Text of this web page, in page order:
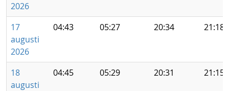
2026
17
augusti
2026
04:43 05:27 20:34 21:18
18
augusti
04:45 05:29 20:31 21:15